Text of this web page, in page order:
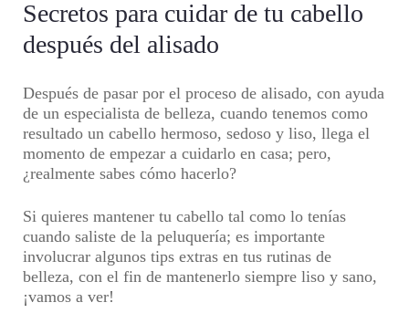
Secretos para cuidar de tu cabello
después del alisado
Después de pasar por el proceso de alisado, con ayuda
de un especialista de belleza, cuando tenemos como
resultado un cabello hermoso, sedoso y liso, llega el
momento de empezar a cuidarlo en casa; pero,
¿realmente sabes cómo hacerlo?
Si quieres mantener tu cabello tal como lo tenías
cuando saliste de la peluquería; es importante
involucrar algunos tips extras en tus rutinas de
belleza, con el fin de mantenerlo siempre liso y sano,
¡vamos a ver!